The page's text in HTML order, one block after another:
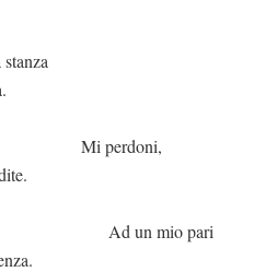
mio pari